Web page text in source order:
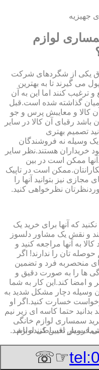
جهیزیه
لوازم
یکی از شگردهای شرکت
می گیرند تا به بهترین
ترغیب کنند اما این به آن
گذاشته شده است.قبل
آن کالا و معایبش پرس و جو
باشد رقبای آن کالا در سایر
تصمیم بهتری
یک وسیله نه فروشندگان
خریداران هستند.نظر سایر
ممکن است در بین
است در تاپیک
نیز بتوانید آنها را
نظرخواهی کنید.
که آنها برای خرید یک
و نقش یک مشاور دلسوز
به آنها مراجعه کنید و
تان را ندارند! اگر
منحصربه فرد و تضمین
ها را به صورت دقیق و
و امضا کند.این کار به شما
وسیله دچار مشکل شدید به
خسارت کنید.اگر او
حتما کاسه ای زیر نیم
سمساری لوازم خانگی
بسیار تعیین کننده باشد.
کنید
به برچسب انرژی توجه کنید.برچسب انرژی ٧ فلش رنگی است که
اقساطی لوازم
☞☏